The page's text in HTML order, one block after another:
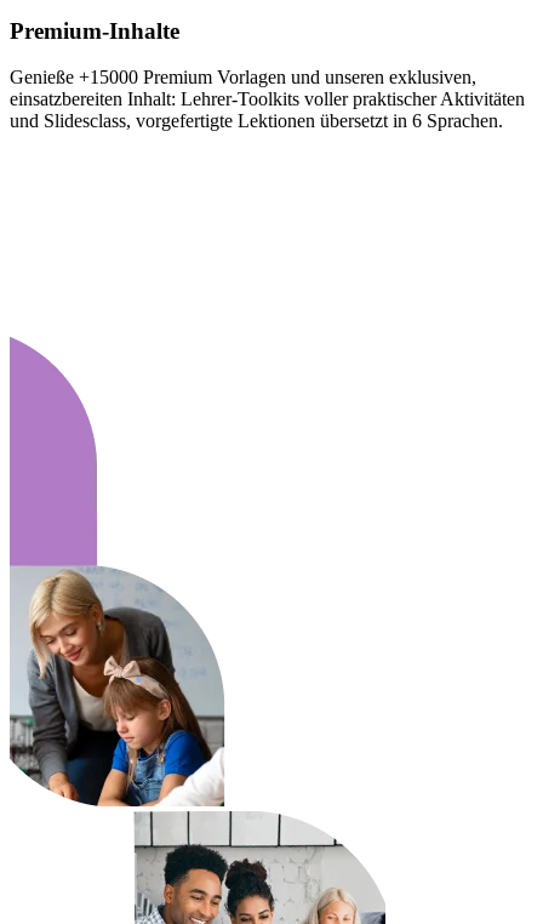
Premium-Inhalte
Genieße +15000 Premium Vorlagen und unseren exklusiven,
einsatzbereiten Inhalt: Lehrer-Toolkits voller praktischer Aktivitäten
und Slidesclass, vorgefertigte Lektionen übersetzt in 6 Sprachen.